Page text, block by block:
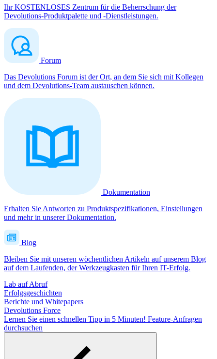
Ihr KOSTENLOSES Zentrum für die Beherrschung der
Devolutions-Produktpalette und -Dienstleistungen.
Forum
Das Devolutions Forum ist der Ort, an dem Sie sich mit Kollegen
und dem Devolutions-Team austauschen können.
Dokumentation
Erhalten Sie Antworten zu Produktspezifikationen, Einstellungen
und mehr in unserer Dokumentation.
Blog
Bleiben Sie mit unseren wöchentlichen Artikeln auf unserem Blog
auf dem Laufenden, der Werkzeugkasten für Ihren IT-Erfolg.
Lab auf Abruf
Erfolgsgeschichten
Berichte und Whitepapers
Devolutions Force
Lernen Sie einen schnellen Tipp in 5 Minuten! Feature-Anfragen
durchsuchen